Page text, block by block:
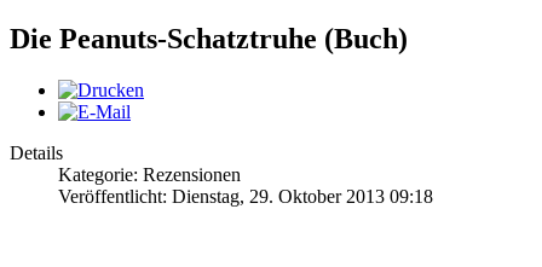
Die Peanuts-Schatztruhe (Buch)
Details
Kategorie: Rezensionen
Veröffentlicht: Dienstag, 29. Oktober 2013 09:18